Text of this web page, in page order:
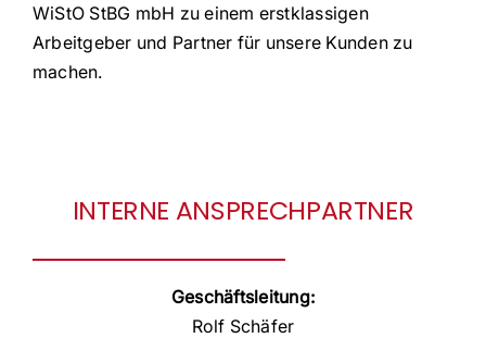
WiStO StBG mbH zu einem erstklassigen
Arbeitgeber und Partner für unsere Kunden zu
machen.
INTERNE ANSPRECHPARTNER
Geschäftsleitung:
Rolf Schäfer